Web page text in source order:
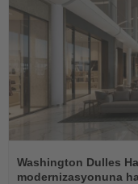
Oku
Washington Dulles
modernizasyonuna